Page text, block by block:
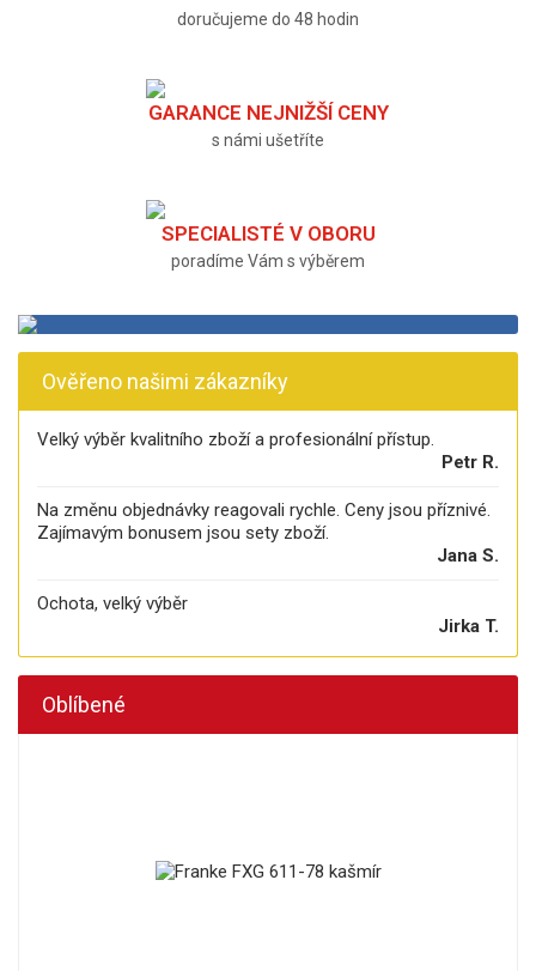
doručujeme do 48 hodin
GARANCE NEJNIŽŠÍ CENY
s námi ušetříte
SPECIALISTÉ V OBORU
poradíme Vám s výběrem
Ověřeno našimi zákazníky
Velký výběr kvalitního zboží a profesionální přístup.
Petr R.
Na změnu objednávky reagovali rychle. Ceny jsou příznivé.
Zajímavým bonusem jsou sety zboží.
Jana S.
Ochota, velký výběr
Jirka T.
Oblíbené